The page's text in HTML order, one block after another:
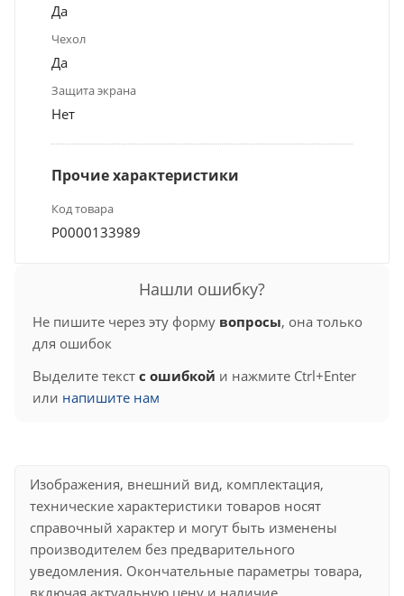
Да
Чехол
Да
Защита экрана
Нет
Прочие характеристики
Код товара
Р0000133989
Нашли ошибку?
Не пишите через эту форму вопросы, она только
для ошибок
Выделите текст с ошибкой и нажмите Ctrl+Enter
или напишите нам
Изображения, внешний вид, комплектация,
технические характеристики товаров носят
справочный характер и могут быть изменены
производителем без предварительного
уведомления. Окончательные параметры товара,
включая актуальную цену и наличие,